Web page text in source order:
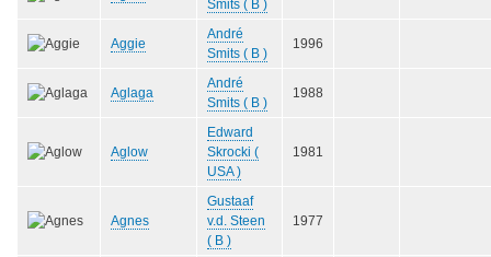
Smits ( B )
Aggie
André
Smits ( B )
1996
Aglaga
André
Smits ( B )
1988
Aglow
Edward
Skrocki (
USA )
1981
Agnes
Gustaaf
v.d. Steen
( B )
1977